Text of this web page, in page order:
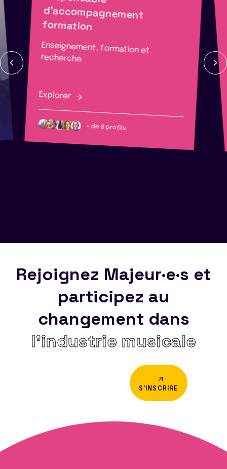
formation
Enseignement, formation et
recherche
Explorer
+ de 8 profils
Rejoignez Majeur·e·s et
participez au
changement dans
l’industrie musicale
S'INSCRIRE